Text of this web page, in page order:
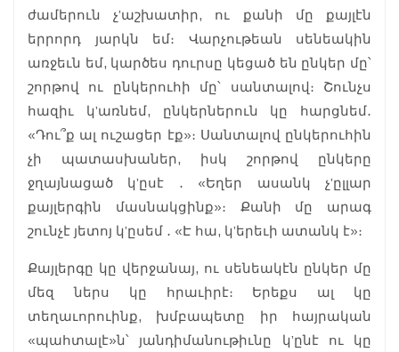
ժամերուն չ’աշխատիր, ու քանի մը քայլէն
երրորդ յարկն եմ։ Վարչութեան սենեակին
առջեւն եմ, կարծես դուրսը կեցած են ընկեր մը՝
շորթով ու ընկերուհի մը՝ սանտալով։ Շունչս
հազիւ կ’առնեմ, ընկերներուն կը հարցնեմ․
«Դու՞ք ալ ուշացեր էք»։ Սանտալով ընկերուհին
չի պատասխաներ, իսկ շորթով ընկերը
ջղայնացած կ’ըսէ ․ «Եղեր ասանկ չ’ըլլար
քայլերգին մասնակցինք»։ Քանի մը արագ
շունչէ յետոյ կ’ըսեմ ․ «Է հա, կ’երեւի ատանկ է»։
Քայլերգը կը վերջանայ, ու սենեակէն ընկեր մը
մեզ ներս կը հրաւիրէ։ Երեքս ալ կը
տեղաւորուինք, խմբապետը իր հայրական
«պահտալէ»ն՝ յանդիմանութիւնը կ’ընէ ու կը